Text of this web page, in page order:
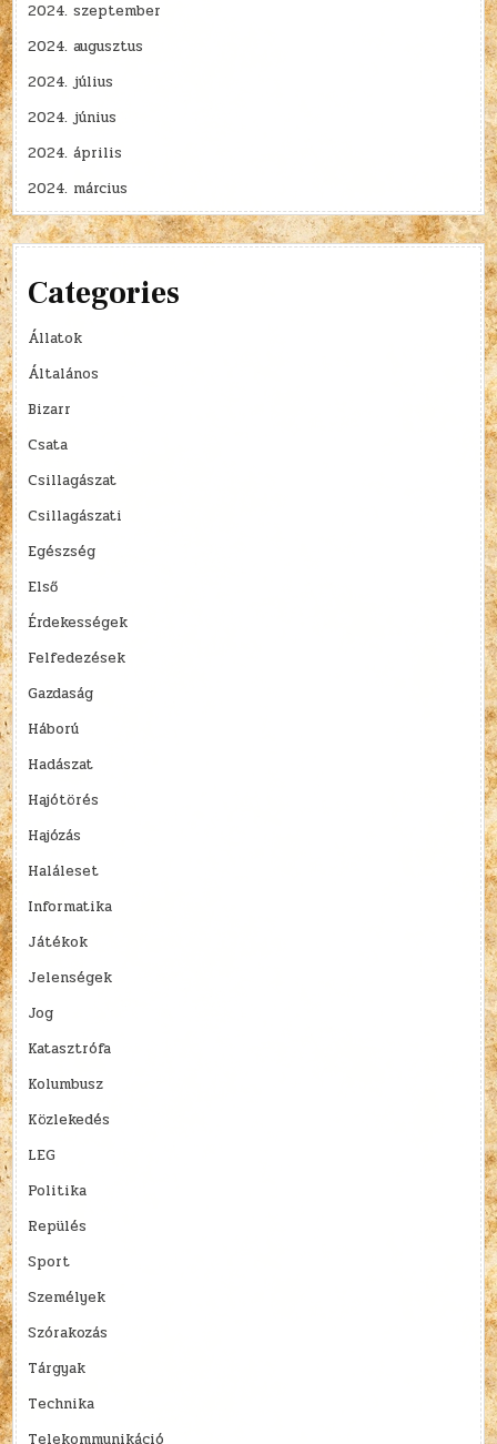
2024. szeptember
2024. augusztus
2024. július
2024. június
2024. április
2024. március
Categories
Állatok
Általános
Bizarr
Csata
Csillagászat
Csillagászati
Egészség
Első
Érdekességek
Felfedezések
Gazdaság
Háború
Hadászat
Hajótörés
Hajózás
Haláleset
Informatika
Játékok
Jelenségek
Jog
Katasztrófa
Kolumbusz
Közlekedés
LEG
Politika
Repülés
Sport
Személyek
Szórakozás
Tárgyak
Technika
Telekommunikáció